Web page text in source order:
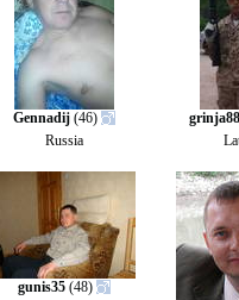
Gennadij (46)
Russia
gunis35 (48)